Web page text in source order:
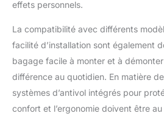
sont inclus pour améliorer la
élégante tout en améliorant la
sécurité lors de la navigation
aux intersections ou des
effets personnels.
La compatibilité avec différents
facilité d’installation sont également
bagage facile à monter et à
différence au quotidien. En matière
systèmes d’antivol intégrés pour
confort et l’ergonomie doivent être